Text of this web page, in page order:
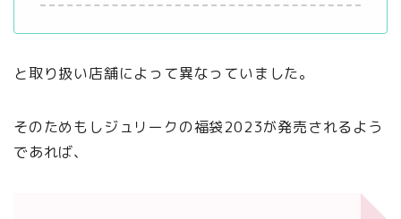
と取り扱い店舗によって異なっていました。
そのためもしジュリークの福袋2023が発売されるよう
であれば、